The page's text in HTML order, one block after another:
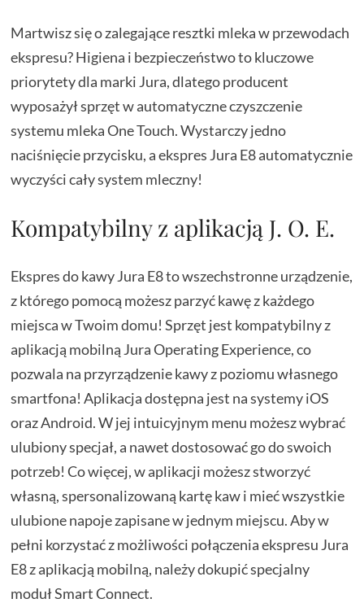
Martwisz się o zalegające resztki mleka w przewodach
ekspresu? Higiena i bezpieczeństwo to kluczowe
priorytety dla marki Jura, dlatego producent
wyposażył sprzęt w automatyczne czyszczenie
systemu mleka One Touch. Wystarczy jedno
naciśnięcie przycisku, a ekspres Jura E8 automatycznie
wyczyści cały system mleczny!
Kompatybilny z aplikacją J. O. E.
Ekspres do kawy Jura E8 to wszechstronne urządzenie,
z którego pomocą możesz parzyć kawę z każdego
miejsca w Twoim domu! Sprzęt jest kompatybilny z
aplikacją mobilną Jura Operating Experience, co
pozwala na przyrządzenie kawy z poziomu własnego
smartfona! Aplikacja dostępna jest na systemy iOS
oraz Android. W jej intuicyjnym menu możesz wybrać
ulubiony specjał, a nawet dostosować go do swoich
potrzeb! Co więcej, w aplikacji możesz stworzyć
własną, spersonalizowaną kartę kaw i mieć wszystkie
ulubione napoje zapisane w jednym miejscu. Aby w
pełni korzystać z możliwości połączenia ekspresu Jura
E8 z aplikacją mobilną, należy dokupić specjalny
moduł Smart Connect.